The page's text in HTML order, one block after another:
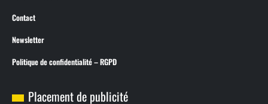
Contact
Newsletter
Politique de confidentialité – RGPD
Placement de publicité